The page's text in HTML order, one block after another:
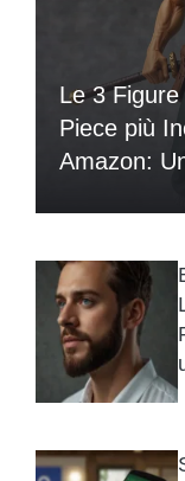
Le 3
Piece più
Amazon: